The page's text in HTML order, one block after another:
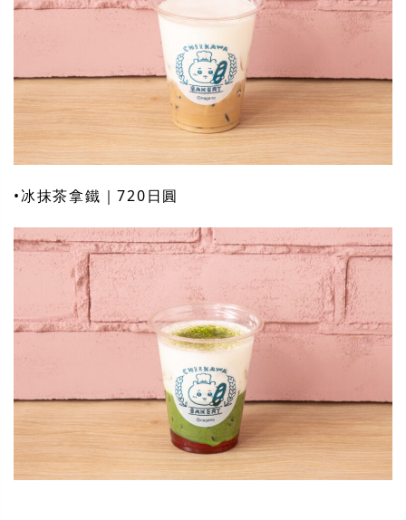
•冰抹茶拿鐵｜720日圓